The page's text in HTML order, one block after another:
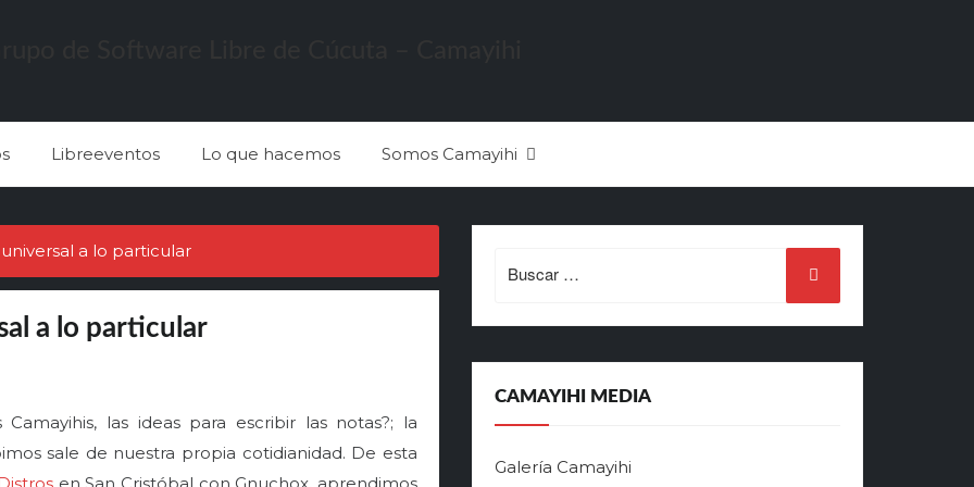
Libreeventos Lo que hacemos Somos Camayihi
a lo particular
a lo particular
las ideas para escribir las notas?; la
sale de nuestra propia cotidianidad. De esta
en San Cristóbal con Gnuchox, aprendimos
for:
CAMAYIHI MEDIA
Galería Camayihi